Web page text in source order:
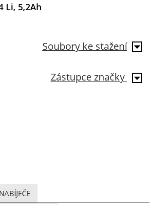
Li, 5,2Ah
Soubory ke stažení
Zástupce značky